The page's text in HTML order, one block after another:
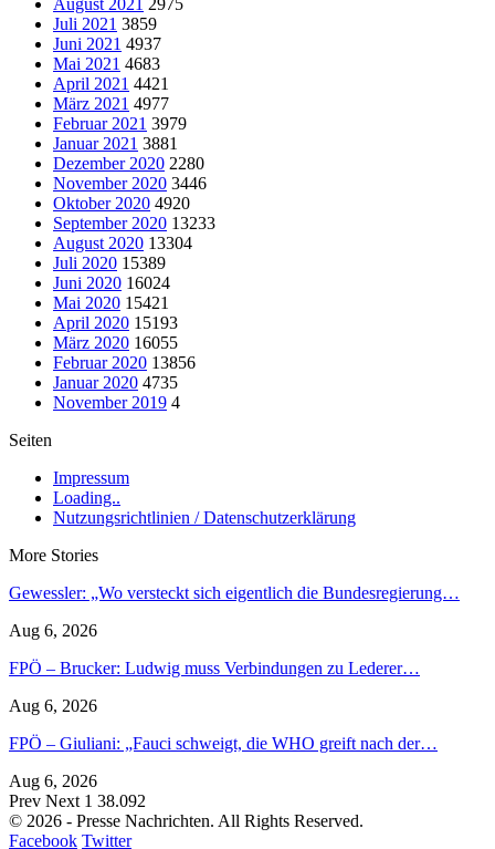
Juli 2021 3859
Juni 2021 4937
Mai 2021 4683
April 2021 4421
März 2021 4977
Februar 2021 3979
Januar 2021 3881
Dezember 2020 2280
November 2020 3446
Oktober 2020 4920
September 2020 13233
August 2020 13304
Juli 2020 15389
Juni 2020 16024
Mai 2020 15421
April 2020 15193
März 2020 16055
Februar 2020 13856
Januar 2020 4735
November 2019 4
Seiten
Impressum
Loading..
Nutzungsrichtlinien / Datenschutzerklärung
More Stories
Gewessler: „Wo versteckt sich eigentlich die Bundesregierung…
Aug 6, 2026
FPÖ – Brucker: Ludwig muss Verbindungen zu Lederer…
Aug 6, 2026
FPÖ – Giuliani: „Fauci schweigt, die WHO greift nach der…
Aug 6, 2026
Prev Next 1 38.092
© 2026 - Presse Nachrichten. All Rights Reserved.
Facebook Twitter